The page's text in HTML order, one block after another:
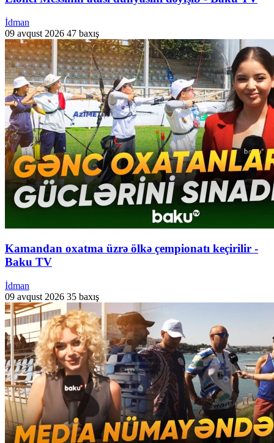
İdman
09 avqust 2026 47 baxış
Kamandan oxatma üzrə ölkə çempionatı keçirilir -
Baku TV
İdman
09 avqust 2026 35 baxış